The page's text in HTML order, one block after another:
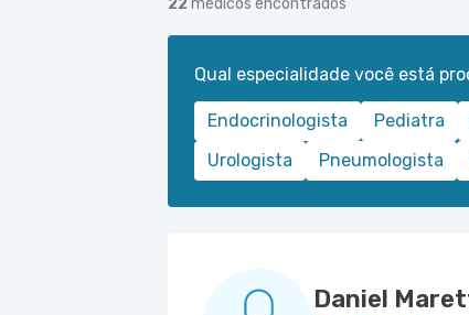
22 médicos encontrados
Qual especialidade você está
Endocrinologista Pediatra
Urologista
Pneumologista
Daniel